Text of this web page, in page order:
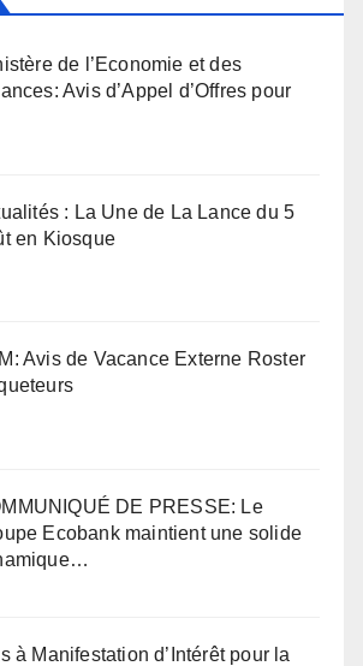
de l’Economie et des
Avis d’Appel d’Offres pour
: La Une de La Lance du 5
en Kiosque
Avis de Vacance Externe Roster
DE PRESSE: Le
Ecobank maintient une solide
à Manifestation d’Intérêt pour la